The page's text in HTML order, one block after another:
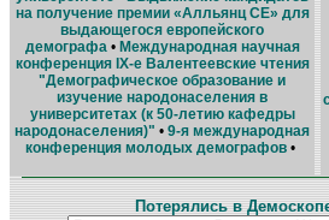
на получение премии «Алльянц СЕ» для
выдающегося европейского
демографа• Международная научная
конференция IХ-е Валентеевские чтения
"Демографическое образование и
изучение народонаселения в
университетах (к 50-летию кафедры
народонаселения)" • 9-я международная
конференция молодых демографов •
Потерялись в